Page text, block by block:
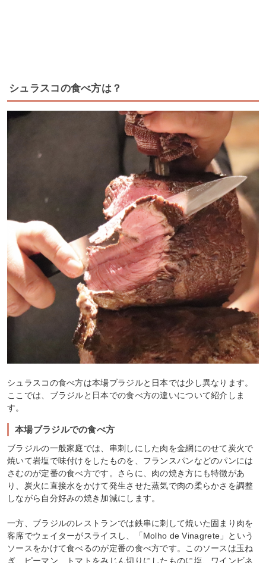
シュラスコの食べ方は？
シュラスコの食べ方は本場ブラジルと日本では少し異なります。
ここでは、ブラジルと日本での食べ方の違いについて紹介しま
す。
本場ブラジルでの食べ方
ブラジルの一般家庭では、串刺しにした肉を金網にのせて炭火で
焼いて岩塩で味付けをしたものを、フランスパンなどのパンには
さむのが定番の食べ方です。さらに、肉の焼き方にも特徴があ
り、炭火に直接水をかけて発生させた蒸気で肉の柔らかさを調整
しながら自分好みの焼き加減にします。
一方、ブラジルのレストランでは鉄串に刺して焼いた固まり肉を
客席でウェイターがスライスし、「Molho de Vinagrete」という
ソースをかけて食べるのが定番の食べ方です。このソースは玉ね
ぎ、ピーマン、トマトをみじん切りにしたものに塩、ワインビネ